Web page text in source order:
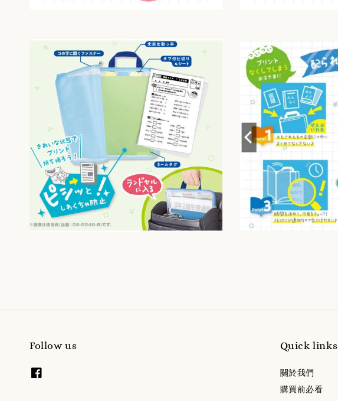
Follow us Quick links
關於我們
購買前必看